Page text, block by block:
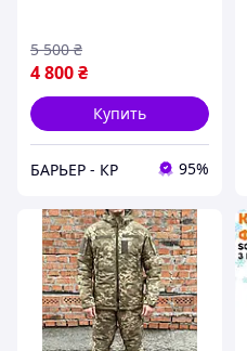
4 800₴
5 500 ₴
Купить
БАРЬЕР - КР 95%